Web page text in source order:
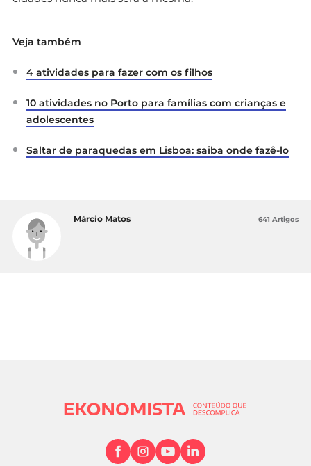
Veja também
4 atividades para fazer com os filhos
10 atividades no Porto para famílias com crianças e
adolescentes
Saltar de paraquedas em Lisboa: saiba onde fazê-lo
Márcio Matos 641 Artigos